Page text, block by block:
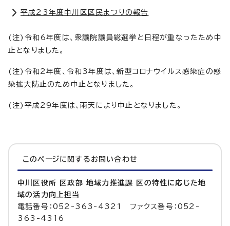
平成23年度中川区区民まつりの報告
(注)令和6年度は、衆議院議員総選挙と日程が重なったため中
止となりました。
(注)令和2年度、令和3年度は、新型コロナウイルス感染症の感
染拡大防止のため中止となりました。
(注)平成29年度は、雨天により中止となりました。
このページに関する お問い合わせ
中川区役所 区政部 地域力推進課 区の特性に応じた地
域の活力向上担当
電話番号：052-363-4321 ファクス番号：052-
363-4316